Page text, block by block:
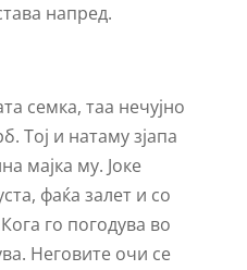
напред.
семка, таа нечујно
Тој и натаму зјапа
мајка му. Јоке
фаќа залет и со
го погодува во
Неговите очи се